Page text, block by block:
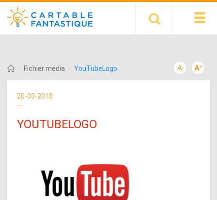
Fichier média YouTubeLogo
20-03-2018
YOUTUBELOGO